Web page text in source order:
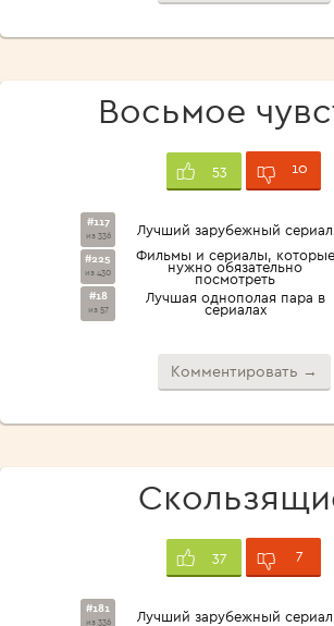
Восьмое
53 10
#117
из 336 Лучший зарубежный сериал
#225
из 430
Фильмы и сериалы, которые
нужно обязательно
посмотреть
#18
из 57
Лучшая однополая пара в
сериалах
Комментировать →
37 7
#181
из 336 Лучший зарубежный сериал